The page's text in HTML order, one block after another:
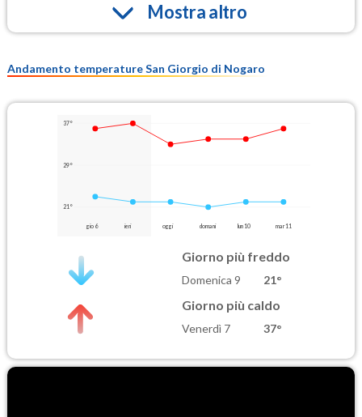
Mostra altro
Andamento temperature San Giorgio di Nogaro
37°
29°
21°
gio 6 ieri oggi domani lun 10 mar 11
Giorno più freddo
Domenica 9 21°
Giorno più caldo
Venerdì 7 37°